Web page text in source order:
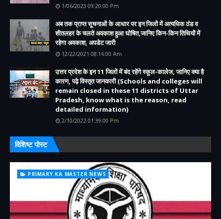
1/06/2023 09:20:00 Pm
अब तक प्राप्त सूचनाओं के आधार पर इन जिलों में अत्यधिक ठंड व
शीतलहर के चलते अवकाश हुआ घोषित,जानिए किन-किन तिथियों में
रहेगा अवकाश, अपडेट जारी
12/22/2021 08:16:00 Am
उत्तर प्रदेश के इन 11 जिलों में बंद रहेंगे स्कूल-कालेज, जानिए क्या है
कारण, पढ़े विस्तृत जानकारी (Schools and colleges will
remain closed in these 11 districts of Uttar
Pradesh, know what is the reason, read
detailed information)
2/10/2022 01:39:00 Pm
विशिष्ट पोस्ट
PRIMARY KA MASTER NEWS